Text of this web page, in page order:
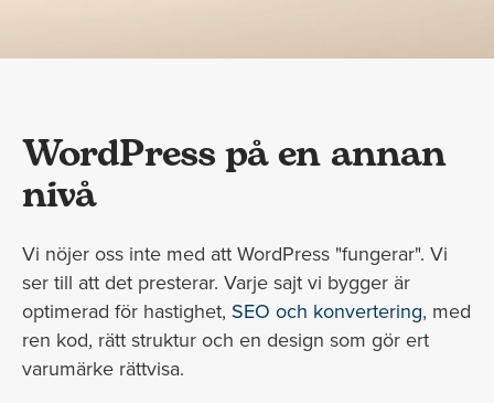
WordPress på en annan
nivå
Vi nöjer oss inte med att WordPress "fungerar". Vi
ser till att det presterar. Varje sajt vi bygger är
optimerad för hastighet, SEO och konvertering, med
ren kod, rätt struktur och en design som gör ert
varumärke rättvisa.